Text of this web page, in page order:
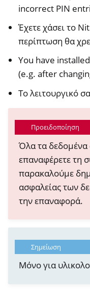
navigation of
navigation of NextBox
incorrect PIN
Έχετε χάσει το
περίπτωση θα
You have
(e.g. after
Το λειτουργικό
Προειδοποίηση
Όλα τα δεδομένα
επαναφέρετε τη
παρακαλούμε
ασφαλείας των
την επαναφορά.
Σημείωση
Μόνο για